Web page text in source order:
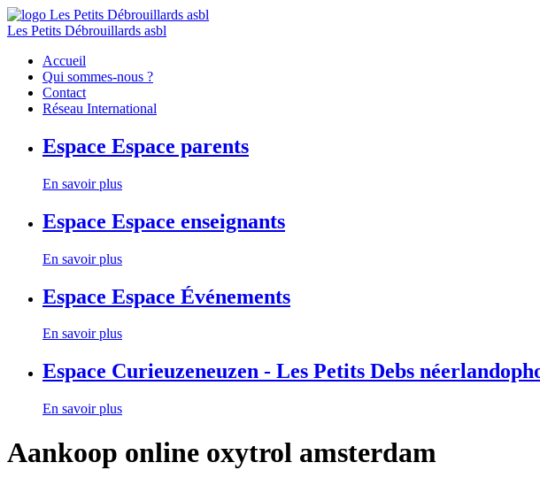
Les Petits Débrouillards asbl
Accueil
Qui sommes-nous ?
Contact
Réseau International
Espace Espace parents
En savoir plus
Espace Espace enseignants
En savoir plus
Espace Espace Événements
En savoir plus
Espace Curieuzeneuzen - Les Petits Debs
En savoir plus
Aankoop online oxytrol amsterdam